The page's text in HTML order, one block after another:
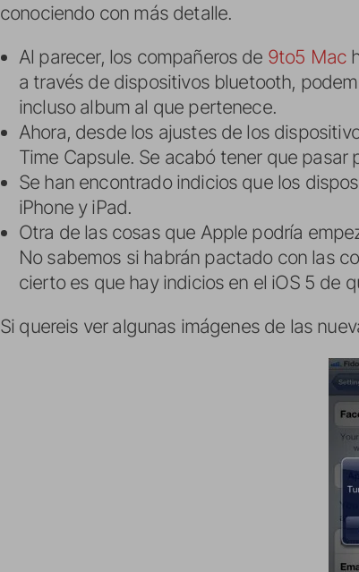
conociendo con más detalle.
Al parecer, los compañeros de 9to5 Mac
a través de dispositivos bluetooth,
incluso album al que pertenece.
Ahora, desde los ajustes de los
Time Capsule. Se acabó tener que
Se han encontrado indicios que los
iPhone y iPad.
Otra de las cosas que Apple podría
No sabemos si habrán pactado con las
cierto es que hay indicios en el iOS 5 de
Si quereis ver algunas imágenes de las